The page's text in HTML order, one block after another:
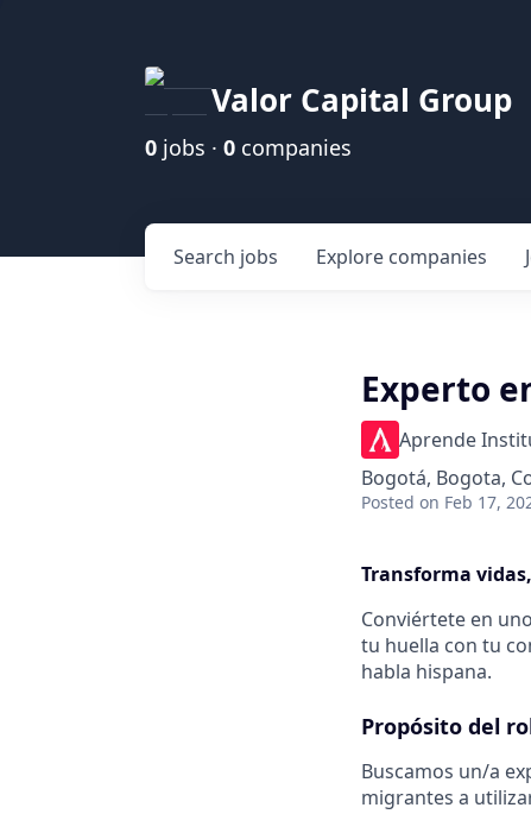
Valor Capital Group
0 jobs · 0 companies
Search jobs Explore companies
Experto
Aprende
Bogotá, Bogota,
Posted on Feb 17,
Transforma
Conviértete en
tu huella con tu
habla hispana.
Propósito del
Buscamos un/a
migrantes a